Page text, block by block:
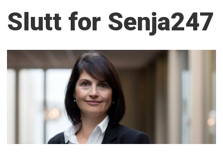
Slutt for Senja247